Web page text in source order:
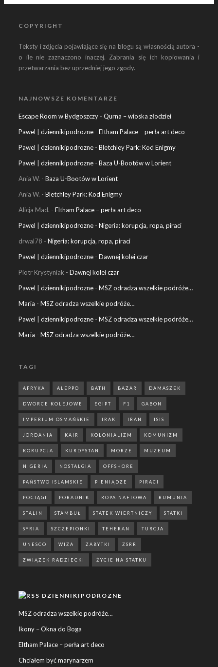
COPYRIGHT
Teksty i zdjęcia pojawiające się na blogu są własnością autora -
o ile nie zaznaczono inaczej. Zabrania się ich kopiowania i
przetwarzania bez uprzedniej jego zgody.
NAJNOWSZE KOMENTARZE
Escape Room w Bydgoszczy - Qurna – wioska złodziei
Pawel | dziennikipodrozne - Eltham Palace – perła art deco
Pawel | dziennikipodrozne - Bletchley Park: Kod Enigmy
Pawel | dziennikipodrozne - Baza U-Bootów w Lorient
Ania W. - Baza U-Bootów w Lorient
Ania W. - Bletchley Park: Kod Enigmy
Alicja Mad. - Eltham Palace – perła art deco
Pawel | dziennikipodrozne - Nigeria: korupcja, ropa, piraci
drwal78 - Nigeria: korupcja, ropa, piraci
Pawel | dziennikipodrozne - Dawnej kolei czar
Piotr Krystyniak - Dawnej kolei czar
Pawel | dziennikipodrozne - MSZ odradza wszelkie podróże…
Maria - MSZ odradza wszelkie podróże…
Pawel | dziennikipodrozne - MSZ odradza wszelkie podróże…
Maria - MSZ odradza wszelkie podróże…
TAGI
AFRYKA ALEPPO BATH BAZAR DAMASZEK
DWORCE KOLEJOWE EGIPT F1 GABON
IMPERIUM OSMAŃSKIE IRAK IRAN ISIS
JORDANIA KAIR KOLONIALIZM KOMUNIZM
KORUPCJA KURDYSTAN MORZE MUZEUM
NIGERIA NOSTALGIA OFFSHORE
PAŃSTWO ISLAMSKIE PIENIĄDZE PIRACI
POCIĄGI PORADNIK ROPA NAFTOWA RUMUNIA
STALIN STAMBUŁ STATEK WIERTNICZY STATKI
SYRIA SZCZEPIONKI TEHERAN TURCJA
UNESCO WIZA ZABYTKI ZSRR
ZWIĄZEK RADZIECKI ŻYCIE NA STATKU
DZIENNIKIPODROZNE
MSZ odradza wszelkie podróże…
Ikony – Okna do Boga
Eltham Palace – perła art deco
Chciałem być marynarzem